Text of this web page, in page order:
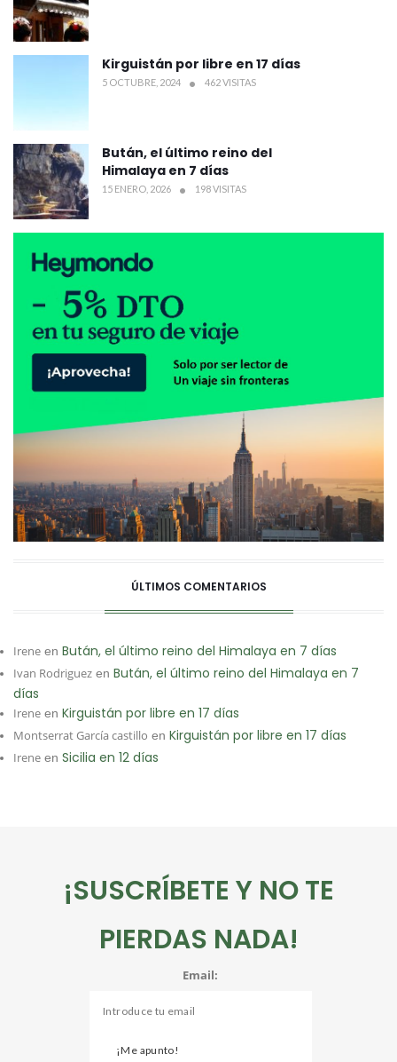
Kirguistán por libre en 17 días
5 OCTUBRE, 2024 462 VISITAS
Bután, el último reino del
Himalaya en 7 días
15 ENERO, 2026 198 VISITAS
ÚLTIMOS COMENTARIOS
Irene en Bután, el último reino del Himalaya en 7 días
Ivan Rodriguez en Bután, el último reino del Himalaya en 7
días
Irene en Kirguistán por libre en 17 días
Montserrat García castillo en Kirguistán por libre en 17 días
Irene en Sicilia en 12 días
¡SUSCRÍBETE Y NO TE
PIERDAS NADA!
Email: